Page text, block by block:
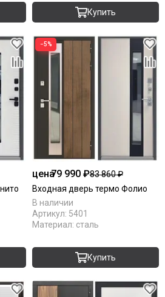
Купить
−5%
цена79 990 ₽83 860 ₽
Входная дверь термо Фолио
В наличии
Артикул: 5401
Материал: сталь
Купить